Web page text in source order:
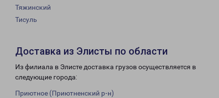
Тяжинский
Тисуль
Доставка из Элисты по области
Из филиала в Элисте доставка грузов осуществляется в
следующие города:
Приютное (Приютненский р-н)